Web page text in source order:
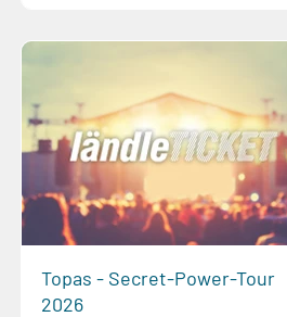
Topas - Secret-Power-Tour
2026